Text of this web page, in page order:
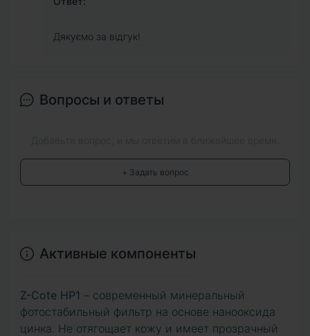
Дякуємо за відгук!
Вопросы и ответы
+ Задать вопрос
Активные компоненты
Z-Cote HP1 – современный минеральный
фотостабильный фильтр на основе нанооксида
цинка. Не отягощает кожу и имеет прозрачный